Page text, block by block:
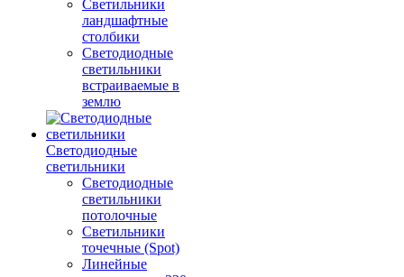
Светильники
ландшафтные
столбики
Светодиодные
светильники
встраиваемые в
землю
Светодиодные
светильники
Светодиодные
светильники
потолочные
Светильники
точечные (Spot)
Линейные